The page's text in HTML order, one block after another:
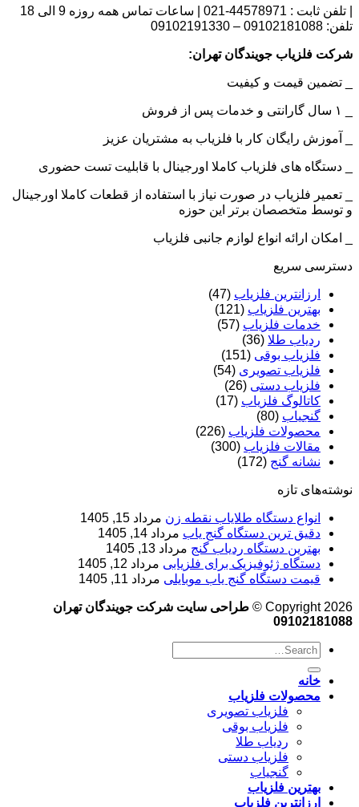
| تلفن ثابت : 44578971-021 | ساعات تماس همه روزه 9 الی 18
تلفن: 09102181088 – 09102191330
شرکت فلزیاب جویندگان تهران:
_ تضمین قیمت و کیفیت
_ آموزش رایگان کار با فلزیاب به مشتریان عزیز
_ دستگاه های فلزیاب کاملا اورجینال با قابلیت تست حضوری
_ تعمیر فلزیاب در صورت نیاز با استفاده از قطعات کاملا اورجینال
و توسط متخصصان برتر این حوزه
_ امکان ارائه انواع لوازم جانبی فلزیاب
دسترسی سریع
ارزانترین فلزیاب (47)
بهترین فلزیاب (121)
خدمات فلزیاب (57)
ردیاب طلا (36)
فلزیاب بوقی (151)
فلزیاب تصویری (54)
فلزیاب دستی (26)
کاتالوگ فلزیاب (17)
گنجیاب (80)
محصولات فلزیاب (226)
مقالات فلزیاب (300)
نشانه گنج (172)
نوشته‌های تازه
انواع دستگاه طلایاب نقطه زن مرداد 15, 1405
دقیق ترین دستگاه گنج یاب مرداد 14, 1405
بهترین دستگاه ردیاب گنج مرداد 13, 1405
دستگاه ژئوفیزیک برای فلزیابی مرداد 12, 1405
قیمت دستگاه گنج یاب موبایلی مرداد 11, 1405
Copyright 2026 ©
طراحی سایت شرکت جویندگان تهران
09102181088
خانه
محصولات فلزیاب
فلزیاب تصویری
فلزیاب بوقی
ردیاب طلا
فلزیاب دستی
گنجیاب
بهترین فلزیاب
ارزانترین فلزیاب